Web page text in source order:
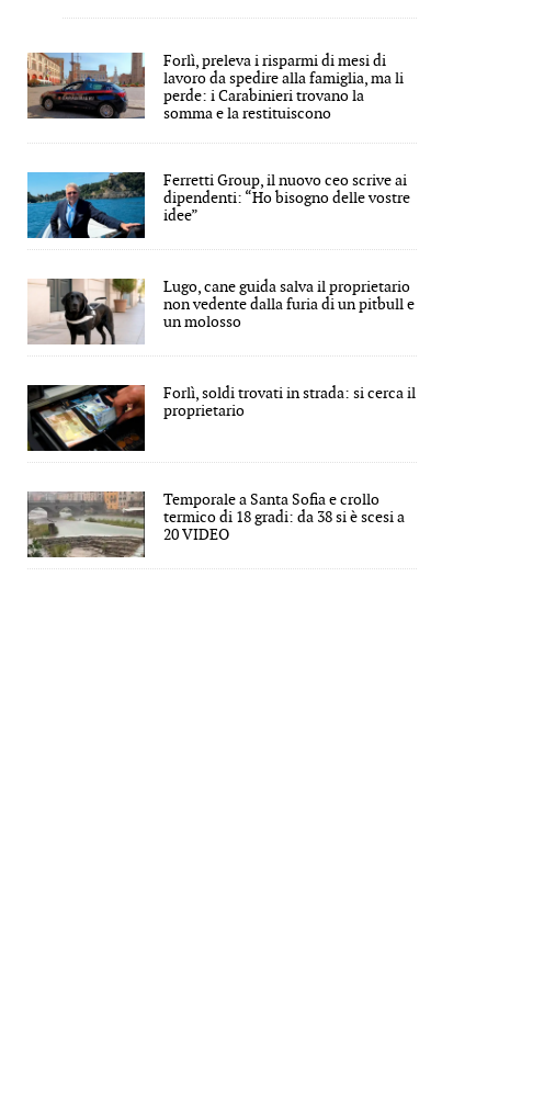
Forlì, preleva i risparmi di mesi di
lavoro da spedire alla famiglia, ma li
perde: i Carabinieri trovano la
somma e la restituiscono
Ferretti Group, il nuovo ceo scrive ai
dipendenti: “Ho bisogno delle vostre
idee”
Lugo, cane guida salva il proprietario
non vedente dalla furia di un pitbull e
un molosso
Forlì, soldi trovati in strada: si cerca il
proprietario
Temporale a Santa Sofia e crollo
termico di 18 gradi: da 38 si è scesi a
20 VIDEO